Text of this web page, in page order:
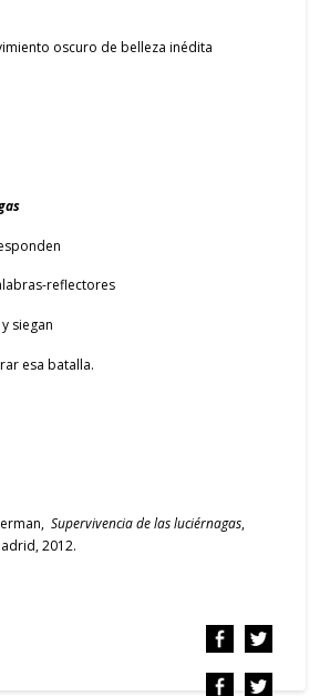
oscuro de belleza inédita
reflectores
siegan
esa batalla.
Supervivencia de las luciérnagas,
2012.